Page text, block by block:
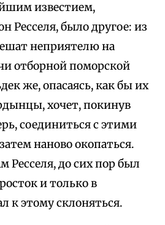
известием,
Ресселя, было другое: из
неприятелю на
отборной поморской
же, опасаясь, как бы их
хочет, покинув
соединиться с этими
наново окопаться.
Ресселя, до сих пор был
и только в
к этому склоняться.